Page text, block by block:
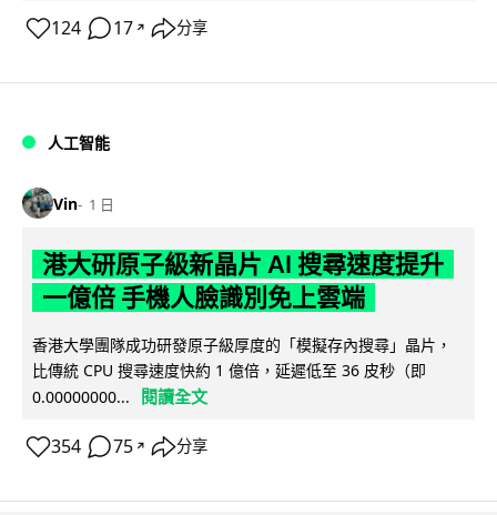
124 17 ↗ 分享
人工智能
Vin 1 日
港大研原子級新晶片 AI 搜尋速度提升
一億倍 手機人臉識別免上雲端
香港大學團隊成功研發原子級厚度的「模擬存內搜尋」晶片，
比傳統 CPU 搜尋速度快約 1 億倍，延遲低至 36 皮秒（即
0.00000000...
閱讀全文
354 75 ↗ 分享